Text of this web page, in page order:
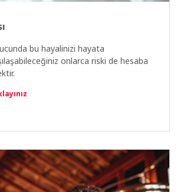
bu hayalinizi hayata
onlarca riski de hesaba